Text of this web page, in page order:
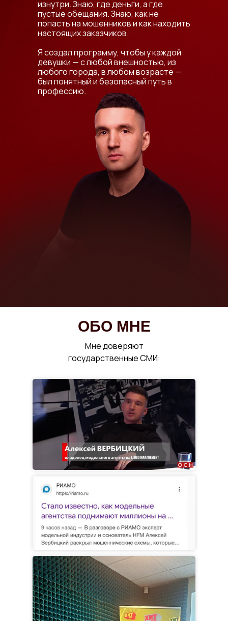
изнутри. Знаю, где деньги, а где
пустые обещания. Знаю, как не
попасть на мошенников и как находить
настоящих заказчиков.
Я создал программу, чтобы у каждой
девушки — с любой внешностью, из
любого города, в любом возрасте —
был понятный и безопасный путь в
профессию.
ОБО МНЕ
Мне доверяют
государственные СМИ: